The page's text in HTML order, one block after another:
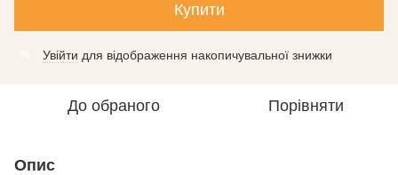
Купити
Увійти для відображення накопичувальної знижки
До обраного Порівняти
Опис